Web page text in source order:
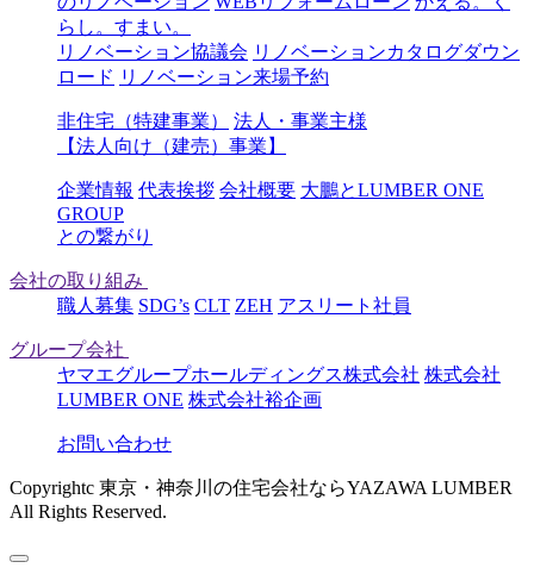
らし。すまい。
リノベーション協議会 リノベーションカタログダウン
ロード リノベーション来場予約
非住宅（特建事業）
法人・事業主様
【法人向け（建売）事業】
企業情報 代表挨拶 会社概要 大鵬とLUMBER ONE
GROUP
との繋がり
会社の取り組み
職人募集 SDG’s CLT ZEH アスリート社員
グループ会社
ヤマエグループホールディングス株式会社 株式会社
LUMBER ONE 株式会社裕企画
お問い合わせ
Copyrightc 東京・神奈川の住宅会社ならYAZAWA LUMBER
All Rights Reserved.